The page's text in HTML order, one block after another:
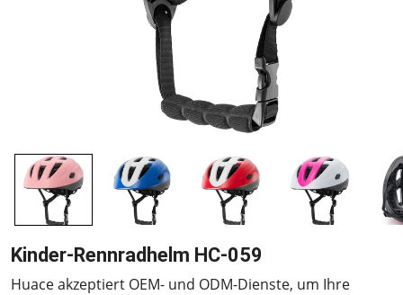
Kinder-Rennradhelm HC-059
Huace akzeptiert OEM- und ODM-Dienste, um Ihre